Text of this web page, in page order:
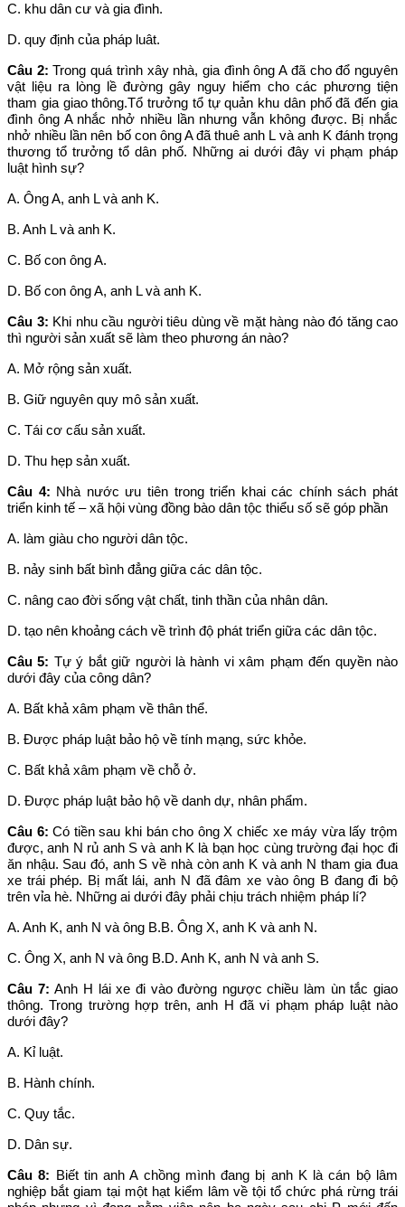
C. khu dân cư và gia đình.
D. quy định của pháp luât.
Câu 2: Trong quá trình xây nhà, gia đình ông A đã cho đổ nguyên
vật liệu ra lòng lề đường gây nguy hiểm cho các phương tiện
tham gia giao thông.Tổ trưởng tổ tự quản khu dân phố đã đến gia
đình ông A nhắc nhở nhiều lần nhưng vẫn không được. Bị nhắc
nhở nhiều lần nên bố con ông A đã thuê anh L và anh K đánh trọng
thương tổ trưởng tổ dân phố. Những ai dưới đây vi phạm pháp
luật hình sự?
A. Ông A, anh L và anh K.
B. Anh L và anh K.
C. Bố con ông A.
D. Bố con ông A, anh L và anh K.
Câu 3: Khi nhu cầu người tiêu dùng về mặt hàng nào đó tăng cao
thì người sản xuất sẽ làm theo phương án nào?
A. Mở rộng sản xuất.
B. Giữ nguyên quy mô sản xuất.
C. Tái cơ cấu sản xuất.
D. Thu hẹp sản xuất.
Câu 4: Nhà nước ưu tiên trong triển khai các chính sách phát
triển kinh tế – xã hội vùng đồng bào dân tộc thiểu số sẽ góp phần
A. làm giàu cho người dân tộc.
B. nảy sinh bất bình đẳng giữa các dân tộc.
C. nâng cao đời sống vật chất, tinh thần của nhân dân.
D. tạo nên khoảng cách về trình độ phát triển giữa các dân tộc.
Câu 5: Tự ý bắt giữ người là hành vi xâm phạm đến quyền nào
dưới đây của công dân?
A. Bất khả xâm phạm về thân thể.
B. Được pháp luật bảo hộ về tính mạng, sức khỏe.
C. Bất khả xâm phạm về chỗ ở.
D. Được pháp luật bảo hộ về danh dự, nhân phẩm.
Câu 6: Có tiền sau khi bán cho ông X chiếc xe máy vừa lấy trộm
được, anh N rủ anh S và anh K là bạn học cùng trường đại học đi
ăn nhậu. Sau đó, anh S về nhà còn anh K và anh N tham gia đua
xe trái phép. Bị mất lái, anh N đã đâm xe vào ông B đang đi bộ
trên vỉa hè. Những ai dưới đây phải chịu trách nhiệm pháp lí?
A. Anh K, anh N và ông B.B. Ông X, anh K và anh N.
C. Ông X, anh N và ông B.D. Anh K, anh N và anh S.
Câu 7:Anh H lái xe đi vào đường ngược chiều làm ùn tắc giao
thông. Trong trường hợp trên, anh H đã vi phạm pháp luật nào
dưới đây?
A. Kỉ luật.
B. Hành chính.
C. Quy tắc.
D. Dân sự.
Câu 8: Biết tin anh A chồng mình đang bị anh K là cán bộ lâm
nghiệp bắt giam tại một hạt kiểm lâm về tội tổ chức phá rừng trái